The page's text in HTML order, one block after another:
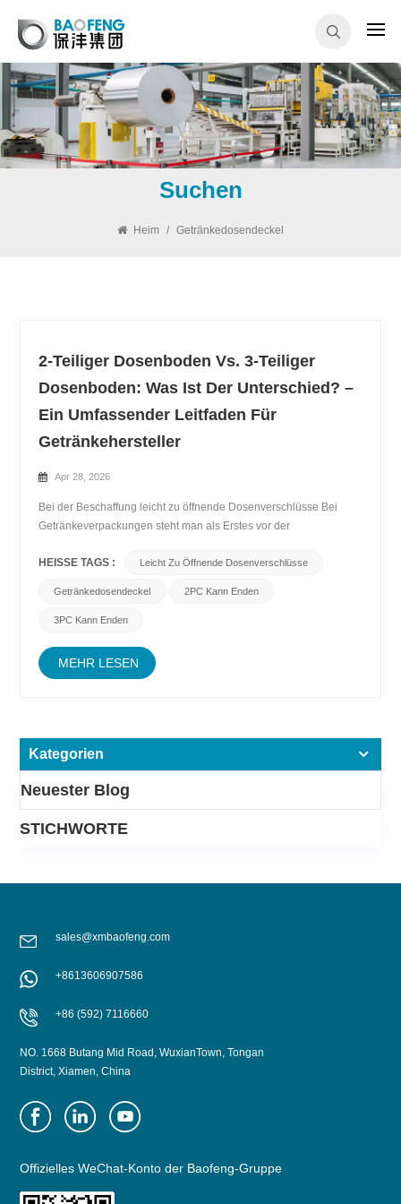
Suchen
Heim / Getränkedosendeckel
2-Teiliger Dosenboden Vs. 3-Teiliger
Dosenboden: Was Ist Der Unterschied? –
Ein Umfassender Leitfaden Für
Getränkehersteller
Apr 28, 2026
Bei der Beschaffung leicht zu öffnende Dosenverschlüsse Bei
Getränkeverpackungen steht man als Erstes vor der
dreiteiligen (3PC) Dosenverschluss wählt. Beide erfüllen zwar
HEISSE TAGS : Leicht Zu Öffnende Dosenverschlüsse
Getränkedosendeckel 2PC Kann Enden
3PC Kann Enden
MEHR LESEN
Kategorien
Neuester Blog
STICHWORTE
sales@xmbaofeng.com
+8613606907586
+86 (592) 7116660
NO. 1668 Butang Mid Road, WuxianTown, Tongan
District, Xiamen, China
Offizielles WeChat-Konto der Baofeng-Gruppe